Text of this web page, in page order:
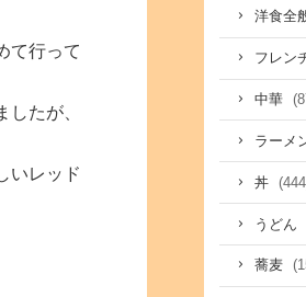
て行って
たが、
いレッド
洋食全
フレン
中華
ラーメ
丼
うどん
蕎麦